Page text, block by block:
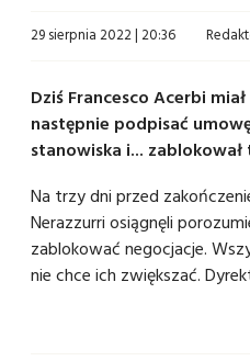
29 sierpnia 2022 | 20:36
Dziś Francesco Acerbi
następnie podpisać
stanowiska i... zablokował
Na trzy dni przed
Nerazzurri osiągnęli
zablokować negocjacje.
nie chce ich zwiększać.